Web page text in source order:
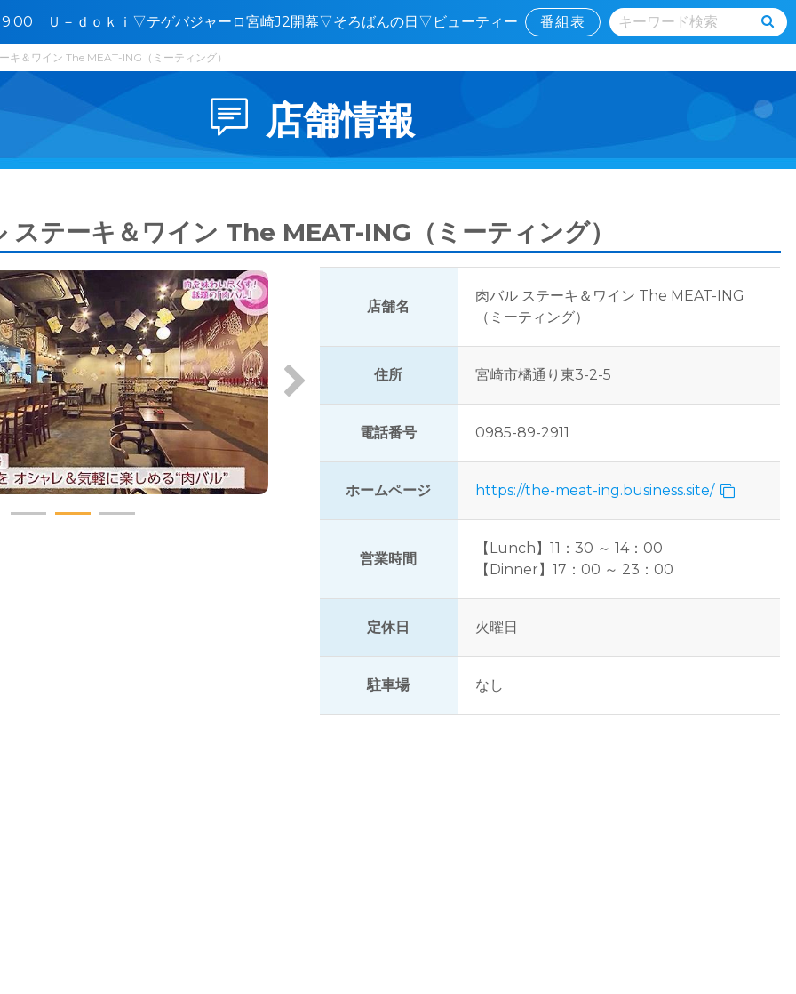
Ｕ－ｄｏｋｉ▽テゲバジャーロ宮崎J2開幕▽そろばんの日▽ビューティー
宮崎
番組表
キ＆ワイン The MEAT-ING（ミーティング）
店舗情報
ステーキ＆ワイン The MEAT-ING（ミーティング）
店舗名
肉バル ステーキ＆ワイン The MEAT-ING
（ミーティング）
住所 宮崎市橘通り東3-2-5
電話番号 0985-89-2911
ホームページ https://the-meat-ing.business.site/
営業時間
【Lunch】11：30 ～ 14：00
【Dinner】17：00 ～ 23：00
定休日 火曜日
駐車場 なし